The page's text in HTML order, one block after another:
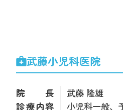
武藤小児科医院
院長
武藤 隆雄
診療内容
小児科一般、